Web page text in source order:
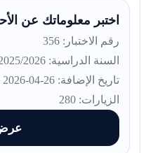
اختبر معلوماتك عن
رقم الاختبار: 356
السنة الدراسية: 2025/2026
تاريخ الإضافة: 26-04-2026
الزيارات: 280
عرض